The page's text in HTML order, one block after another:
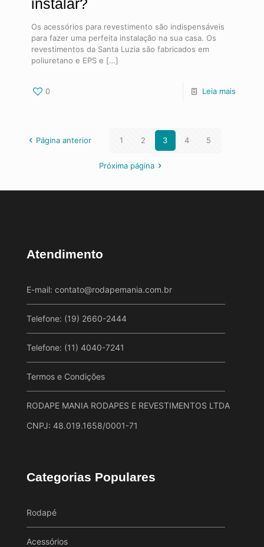
instalar?
Os acessórios para revestimento são indispensáveis
para fazer uma perfeita instalação na sua casa. Os
revestimentos da Santa Luzia são fabricados em
poliuretano e EPS e […]
0 Leia mais
Página anterior 1 2 3 4 5
Próxima página
Atendimento
E-mail: contato@rodapemania.com.br
Telefone: (19) 2660-2444
Telefone: (11) 4040-7241
Termos e Condições
RODAPE MANIA RODAPES E REVESTIMENTOS LTDA
CNPJ: 48.019.1658/0001-71
Categorias Populares
Rodapé
Acessórios